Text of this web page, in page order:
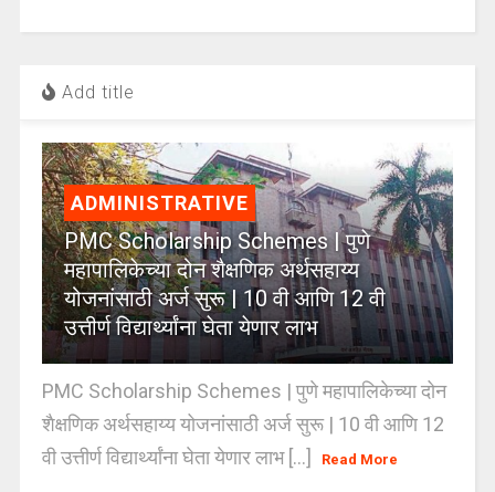
Add title
ADMINISTRATIVE
PMC Scholarship Schemes | पुणे
महापालिकेच्या दोन शैक्षणिक अर्थसहाय्य
योजनांसाठी अर्ज सुरू | 10 वी आणि 12 वी
उत्तीर्ण विद्यार्थ्यांना घेता येणार लाभ
PMC Scholarship Schemes | पुणे महापालिकेच्या दोन
शैक्षणिक अर्थसहाय्य योजनांसाठी अर्ज सुरू | 10 वी आणि 12
वी उत्तीर्ण विद्यार्थ्यांना घेता येणार लाभ [...]
Read More